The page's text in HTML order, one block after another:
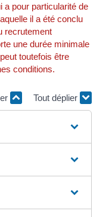
a pour particularité de
il a été conclu
recrutement
une durée minimale
toutefois être
conditions.
Tout déplier